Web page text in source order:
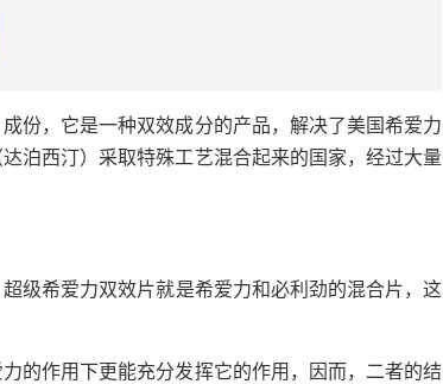
份，它是一种双效成分的产品，解决了美国希爱力
泊西汀）采取特殊工艺混合起来的国家，经过大量
级希爱力双效片就是希爱力和必利劲的混合片，这
的作用下更能充分发挥它的作用，因而，二者的结